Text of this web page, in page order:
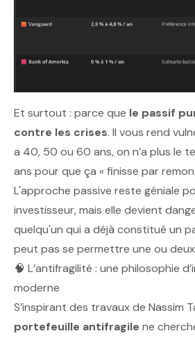
Et surtout : parce que le passif
contre les crises. Il vous rend
a 40, 50 ou 60 ans, on n’a plus le
ans pour que ça « finisse par
L'approche passive reste géniale
investisseur, mais elle devient
quelqu'un qui a déjà constitué un
peut pas se permettre une ou
🧠 L’antifragilité : une philosophie
moderne
S’inspirant des travaux de Nassim
portefeuille antifragile ne